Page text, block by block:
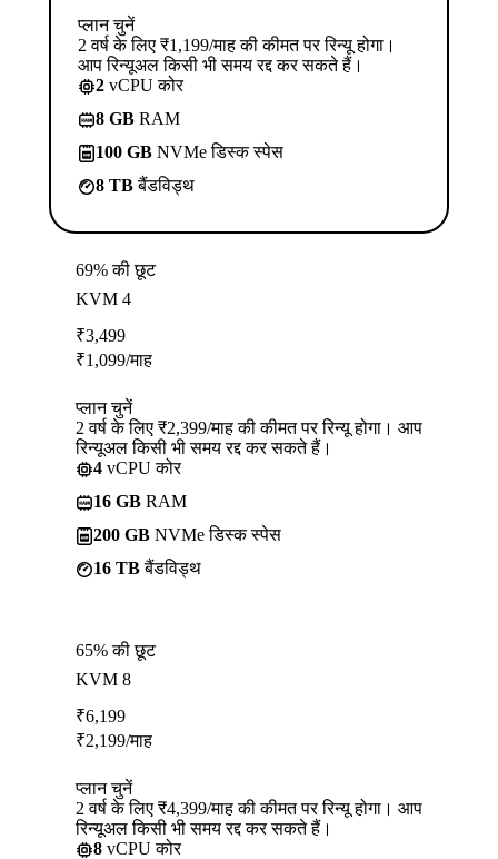
प्लान चुनें
2 वर्ष के लिए ₹1,199/माह की कीमत पर रिन्यू होगा।
आप रिन्यूअल किसी भी समय रद्द कर सकते हैं।
2 vCPU कोर
8 GB RAM
100 GB NVMe डिस्क स्पेस
8 TBबैंडविड्थ
69% की छूट
KVM 4
₹3,499
₹1,099/माह
प्लान चुनें
2 वर्ष के लिए ₹2,399/माह की कीमत पर रिन्यू होगा। आप
रिन्यूअल किसी भी समय रद्द कर सकते हैं।
4 vCPU कोर
16 GB RAM
200 GB NVMe डिस्क स्पेस
16 TBबैंडविड्थ
65% की छूट
KVM 8
₹6,199
₹2,199/माह
प्लान चुनें
2 वर्ष के लिए ₹4,399/माह की कीमत पर रिन्यू होगा। आप
रिन्यूअल किसी भी समय रद्द कर सकते हैं।
8 vCPU कोर